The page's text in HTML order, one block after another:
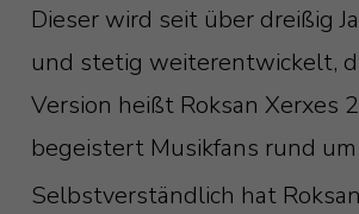
Dieser wird seit über dreißig
und stetig weiterentwickelt,
Version heißt Roksan Xerxes
begeistert Musikfans rund
Selbstverständlich hat